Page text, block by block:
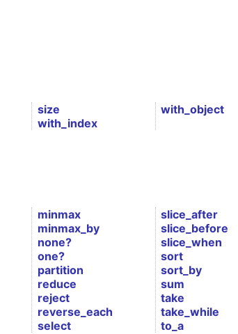
size
with_index
with_object
minmax
minmax_by
none?
one?
partition
reduce
reject
reverse_each
select
slice_after
slice_before
slice_when
sort
sort_by
sum
take
take_while
to_a